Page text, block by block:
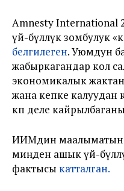
Amnesty International
үй-бүлөлүк зомбулук
белгилеген. Уюмдун
жабыркагандар кол
экономикалык
жана кепке калуудан
көп деле
ИИМдин
миңден ашык үй-
фактысы катталган.